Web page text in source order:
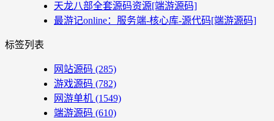
天龙八部全套源码资源[端游源码]
最游记online：服务端-核心库-源代码[端游源码]
标签列表
网站源码 (285)
游戏源码 (782)
网游单机 (1549)
端游源码 (610)